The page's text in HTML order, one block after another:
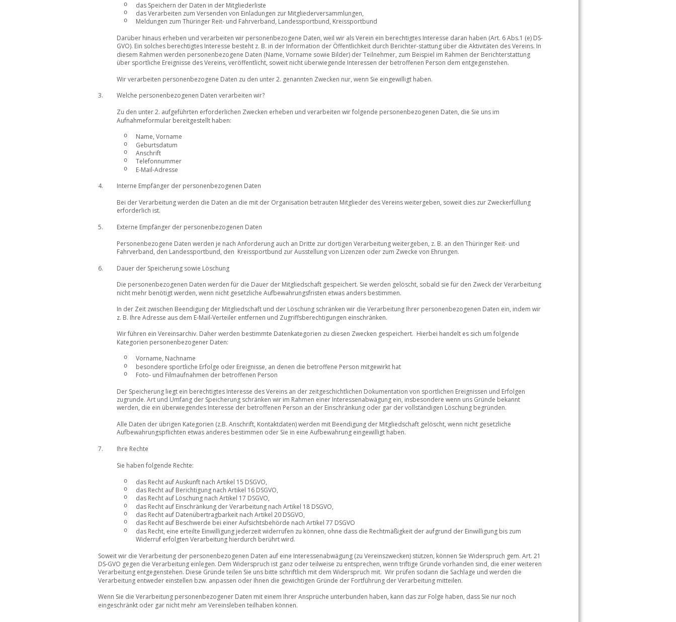
o das Speichern der Daten in der Mitgliederliste
o das Verarbeiten zum Versenden von Einladungen zur Mitgliederversammlungen,
o
Meldungen zum Thüringer Reit- und Fahrverband, Landessportbund, Kreissportbund
Darüber hinaus erheben und verarbeiten wir personenbezogene Daten, weil wir als Verein ein berechtigtes Interesse daran haben (Art. 6 Abs.1 (e) DS-
GVO). Ein solches berechtigtes Interesse besteht z. B. in der Information der Öffentlichkeit durch Berichter-stattung über die Aktivitäten des Vereins. In
diesem Rahmen werden personenbezogene Daten (Name, Vorname sowie Bilder) der Teilnehmer, zum Beispiel im Rahmen der Berichterstattung
über sportliche Ereignisse des Vereins, veröffentlicht, soweit nicht überwiegende Interessen der betroffenen Person dem entgegenstehen.
Wir verarbeiten personenbezogene Daten zu den unter 2. genannten Zwecken nur, wenn Sie eingewilligt haben.
3.
Welche personenbezogenen Daten verarbeiten wir?
Zu den unter 2. aufgeführten erforderlichen Zwecken erheben und verarbeiten wir folgende personenbezogenen Daten, die Sie uns im
Aufnahmeformular bereitgestellt haben:
o Name, Vorname
o Geburtsdatum
o Anschrift
o Telefonnummer
o
E-Mail-Adresse
4.
Interne Empfänger der personenbezogenen Daten
Bei der Verarbeitung werden die Daten an die mit der Organisation betrauten Mitglieder des Vereins weitergeben, soweit dies zur Zweckerfüllung
erforderlich ist.
5.
Externe Empfänger der personenbezogenen Daten
Personenbezogene Daten werden je nach Anforderung auch an Dritte zur dortigen Verarbeitung weitergeben, z. B. an den Thüringer Reit- und
Fahrverband, den Landessportbund, den  Kreissportbund zur Ausstellung von Lizenzen oder zum Zwecke von Ehrungen.
6.
Dauer der Speicherung sowie Löschung
Die personenbezogenen Daten werden für die Dauer der Mitgliedschaft gespeichert. Sie werden gelöscht, sobald sie für den Zweck der Verarbeitung
nicht mehr benötigt werden, wenn nicht gesetzliche Aufbewahrungsfristen etwas anders bestimmen.
In der Zeit zwischen Beendigung der Mitgliedschaft und der Löschung schränken wir die Verarbeitung Ihrer personenbezogenen Daten ein, indem wir
z. B. Ihre Adresse aus dem E-Mail-Verteiler entfernen und Zugriffsberechtigungen einschränken.
Wir führen ein Vereinsarchiv. Daher werden bestimmte Datenkategorien zu diesen Zwecken gespeichert.  Hierbei handelt es sich um folgende
Kategorien personenbezogener Daten:
o Vorname, Nachname
o besondere sportliche Erfolge oder Ereignisse, an denen die betroffene Person mitgewirkt hat
o
Foto- und Filmaufnahmen der betroffenen Person
Der Speicherung liegt ein berechtigtes Interesse des Vereins an der zeitgeschichtlichen Dokumentation von sportlichen Ereignissen und Erfolgen
zugrunde. Art und Umfang der Speicherung schränken wir im Rahmen einer Interessenabwägung ein, insbesondere wenn uns Gründe bekannt
werden, die ein überwiegendes Interesse der betroffenen Person an der Einschränkung oder gar der vollständigen Löschung begründen.
Alle Daten der übrigen Kategorien (z.B. Anschrift, Kontaktdaten) werden mit Beendigung der Mitgliedschaft gelöscht, wenn nicht gesetzliche
Aufbewahrungspflichten etwas anderes bestimmen oder Sie in eine Aufbewahrung eingewilligt haben.
7.
Ihre Rechte
Sie haben folgende Rechte:
o das Recht auf Auskunft nach Artikel 15 DSGVO,
o das Recht auf Berichtigung nach Artikel 16 DSGVO,
o das Recht auf Löschung nach Artikel 17 DSGVO,
o das Recht auf Einschränkung der Verarbeitung nach Artikel 18 DSGVO,
o das Recht auf Datenübertragbarkeit nach Artikel 20 DSGVO,
o das Recht auf Beschwerde bei einer Aufsichtsbehörde nach Artikel 77 DSGVO
o
das Recht, eine erteilte Einwilligung jederzeit widerrufen zu können, ohne dass die Rechtmäßigkeit der aufgrund der Einwilligung bis zum
Widerruf erfolgten Verarbeitung hierdurch berührt wird.
Soweit wir die Verarbeitung der personenbezogenen Daten auf eine Interessenabwägung (zu Vereinszwecken) stützen, können Sie Widerspruch gem. Art. 21
DS-GVO gegen die Verarbeitung einlegen. Dem Widerspruch ist ganz oder teilweise zu entsprechen, wenn triftige Gründe vorhanden sind, die einer weiteren
Verarbeitung entgegenstehen. Diese Gründe teilen Sie uns bitte schriftlich mit dem Widerspruch mit.  Wir prüfen sodann die Sachlage und werden die
Verarbeitung entweder einstellen bzw. anpassen oder Ihnen die gewichtigen Gründe der Fortführung der Verarbeitung mitteilen.
Wenn Sie die Verarbeitung personenbezogener Daten mit einem Ihrer Ansprüche unterbunden haben, kann das zur Folge haben, dass Sie nur noch
eingeschränkt oder gar nicht mehr am Vereinsleben teilhaben können.